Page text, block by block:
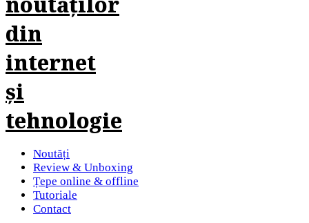
Noutăți
Review & Unboxing
Țepe online & offline
Tutoriale
Contact